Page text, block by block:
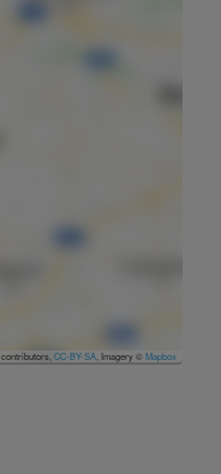
contributors, CC-BY-SA , Imagery ©Mapbox